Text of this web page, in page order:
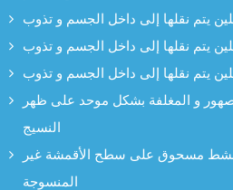
يتم نقلها إلى داخل الجسم و تذوب
يتم نقلها إلى داخل الجسم و تذوب
يتم نقلها إلى داخل الجسم و تذوب
و المغلفة بشكل موحد على ظهر
النسيج
مسحوق على سطح الأقمشة غير
المنسوجة